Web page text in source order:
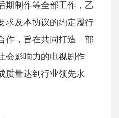
期制作等全部工作，乙
求及本协议的约定履行
作，旨在共同打造一部
会影响力的电视剧作
质量达到行业领先水